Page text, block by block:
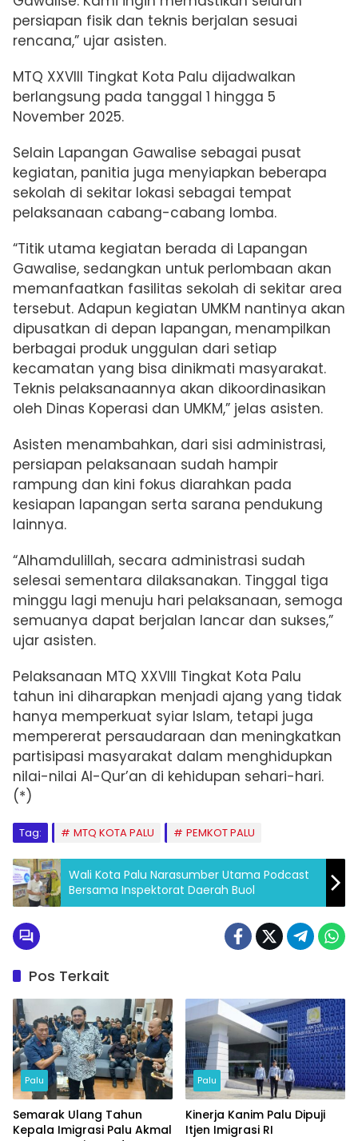
persiapan fisik dan teknis berjalan sesuai
rencana,” ujar asisten.
MTQ XXVIII Tingkat Kota Palu dijadwalkan
berlangsung pada tanggal 1 hingga 5
November 2025.
Selain Lapangan Gawalise sebagai pusat
kegiatan, panitia juga menyiapkan beberapa
sekolah di sekitar lokasi sebagai tempat
pelaksanaan cabang-cabang lomba.
“Titik utama kegiatan berada di Lapangan
Gawalise, sedangkan untuk perlombaan akan
memanfaatkan fasilitas sekolah di sekitar area
tersebut. Adapun kegiatan UMKM nantinya akan
dipusatkan di depan lapangan, menampilkan
berbagai produk unggulan dari setiap
kecamatan yang bisa dinikmati masyarakat.
Teknis pelaksanaannya akan dikoordinasikan
oleh Dinas Koperasi dan UMKM,” jelas asisten.
Asisten menambahkan, dari sisi administrasi,
persiapan pelaksanaan sudah hampir
rampung dan kini fokus diarahkan pada
kesiapan lapangan serta sarana pendukung
lainnya.
“Alhamdulillah, secara administrasi sudah
selesai sementara dilaksanakan. Tinggal tiga
minggu lagi menuju hari pelaksanaan, semoga
semuanya dapat berjalan lancar dan sukses,”
ujar asisten.
Pelaksanaan MTQ XXVIII Tingkat Kota Palu
tahun ini diharapkan menjadi ajang yang tidak
hanya memperkuat syiar Islam, tetapi juga
mempererat persaudaraan dan meningkatkan
partisipasi masyarakat dalam menghidupkan
nilai-nilai Al-Qur’an di kehidupan sehari-hari.
(*)
Tag: MTQ KOTA PALU PEMKOT PALU
Wali Kota Palu Narasumber Utama Podcast
Bersama Inspektorat Daerah Buol
Pos Terkait
Palu
Semarak Ulang Tahun
Kepala Imigrasi Palu Akmal
Palu
Kinerja Kanim Palu Dipuji
Itjen Imigrasi RI